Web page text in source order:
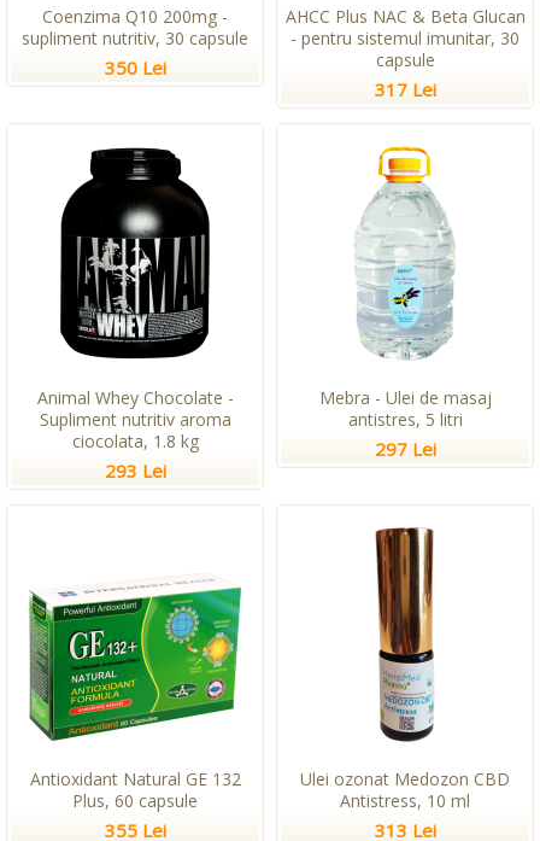
Coenzima Q10 200mg -
supliment nutritiv, 30 capsule
350 Lei
AHCC Plus NAC & Beta Glucan
- pentru sistemul imunitar, 30
capsule
317 Lei
Animal Whey Chocolate -
Supliment nutritiv aroma
ciocolata, 1.8 kg
293 Lei
Mebra - Ulei de masaj
antistres, 5 litri
297 Lei
Antioxidant Natural GE 132
Plus, 60 capsule
355 Lei
Ulei ozonat Medozon CBD
Antistress, 10 ml
313 Lei